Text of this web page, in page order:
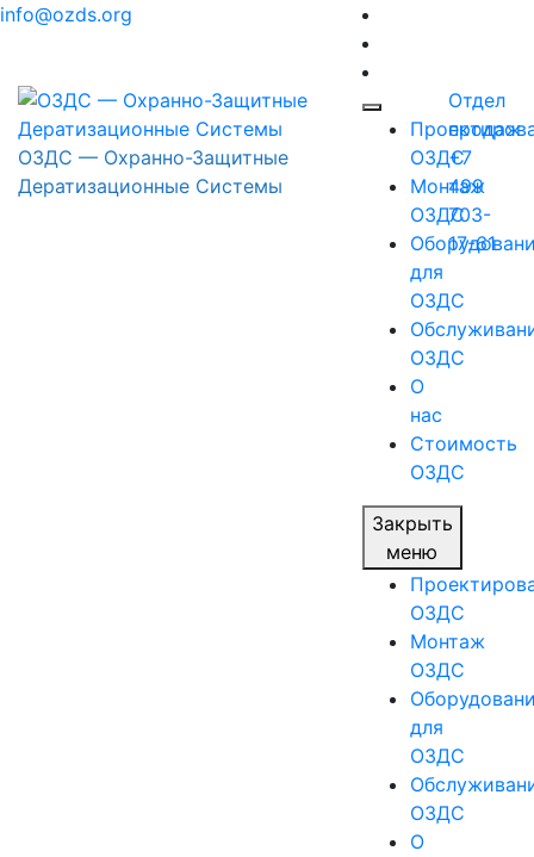
Перейти
info@ozds.org
ОЗДС — Охранно-Защитные
Дератизационные Системы
ОЗДС
Монтаж
ОЗДС
для
ОЗДС
ОЗДС
О
нас
Стоимость
ОЗДС
Закрыть
меню
ОЗДС
Монтаж
ОЗДС
для
ОЗДС
ОЗДС
О
Отдел
продаж
+7
499
703-
17-61